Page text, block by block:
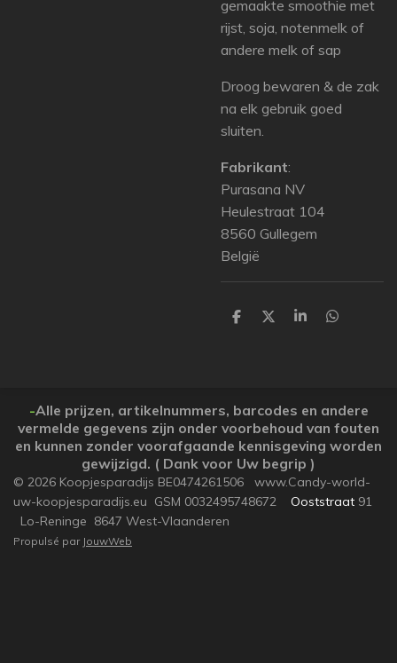
gemaakte smoothie met
rijst, soja, notenmelk of
andere melk of sap
Droog bewaren & de zak
na elk gebruik goed
sluiten.
Fabrikant:
Purasana NV
Heulestraat 104
8560 Gullegem
België
P
e
P
e
r
P
e
r
P
e
-Alle prijzen, artikelnummers, barcodes en andere
vermelde gegevens zijn onder voorbehoud van fouten
en kunnen zonder voorafgaande kennisgeving worden
gewijzigd. ( Dank voor Uw begrip )
© 2026 Koopjesparadijs BE0474261506 www.Candy-world-
uw-koopjesparadijs.eu GSM 0032495748672 Ooststraat 91
Lo-Reninge 8647 West-Vlaanderen
Propulsé par JouwWeb